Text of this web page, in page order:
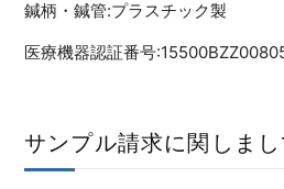
鍼柄・鍼管:プラスチック製
医療機器認証番号
サンプル請求に関しまし